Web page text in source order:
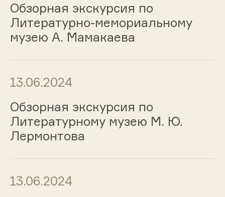
Обзорная экскурсия по
Литературно-мемориальному
музею А. Мамакаева
13.06.2024
Обзорная экскурсия по
Литературному музею М. Ю.
Лермонтова
13.06.2024